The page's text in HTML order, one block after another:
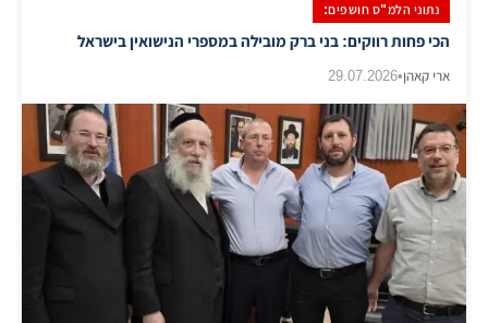
נתוני הלמ"ס חושפים:
הכי פחות רווקים: בני ברק מובילה במספרי הנישואין בישראל
ארי קאהן•
29.07.2026